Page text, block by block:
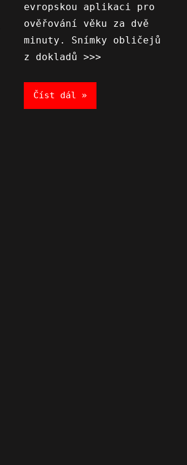
evropskou aplikaci pro
ověřování věku za dvě
minuty. Snímky obličejů
z dokladů >>>
Číst dál